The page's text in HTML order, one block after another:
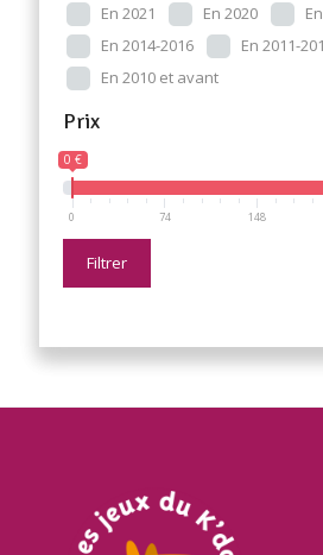
En 2021
En 2020
En 2014-2016
En 2011-
En 2010 et avant
Prix
0 €
0 74 148
Filtrer